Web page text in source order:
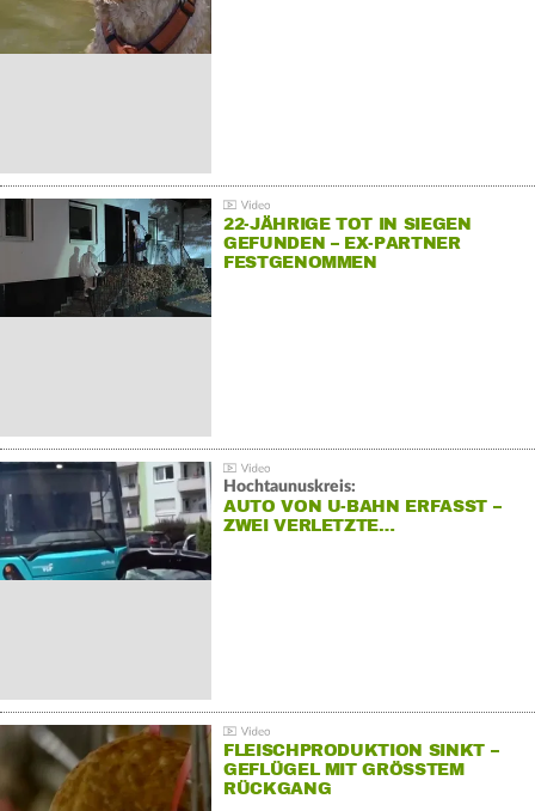
22-JÄHRIGE TOT IN SIEGEN
GEFUNDEN – EX-PARTNER
FESTGENOMMEN
Hochtaunuskreis:
AUTO VON U-BAHN ERFASST –
ZWEI VERLETZTE…
FLEISCHPRODUKTION SINKT –
GEFLÜGEL MIT GRÖSSTEM R
ÜCKGANG